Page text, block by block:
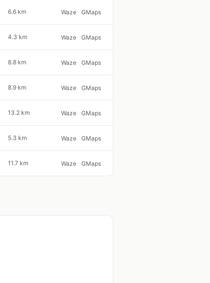
6.6 km Waze GMaps
4.3 km Waze GMaps
8.8 km Waze GMaps
8.9 km Waze GMaps
13.2 km Waze GMaps
5.3 km Waze GMaps
11.7 km Waze GMaps